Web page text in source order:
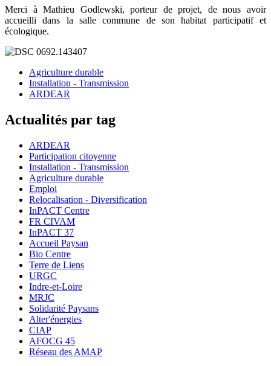
Merci à Mathieu Godlewski, porteur de projet, de nous avoir
accueilli dans la salle commune de son habitat participatif et
écologique.
Agriculture durable
Installation - Transmission
ARDEAR
Actualités par tag
ARDEAR
Participation citoyenne
Installation - Transmission
Agriculture durable
Emploi
Relocalisation - Diversification
InPACT Centre
FR CIVAM
InPACT 37
Accueil Paysan
Bio Centre
Terre de Liens
URGC
Indre-et-Loire
MRJC
Solidarité Paysans
Alter'énergies
CIAP
AFOCG 45
Réseau des AMAP